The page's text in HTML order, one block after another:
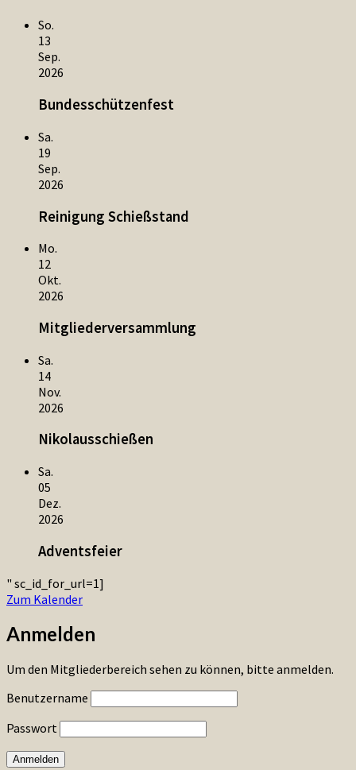
So.
13
Sep.
2026
Bundesschützenfest
Sa.
19
Sep.
2026
Reinigung Schießstand
Mo.
12
Okt.
2026
Mitgliederversammlung
Sa.
14
Nov.
2026
Nikolausschießen
Sa.
05
Dez.
2026
Adventsfeier
" sc_id_for_url=1]
Zum Kalender
Anmelden
Um den Mitgliederbereich sehen zu können, bitte anmelden.
Benutzername
Passwort